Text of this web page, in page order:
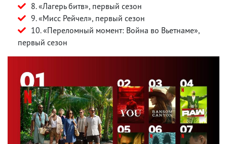
8. «Лагерь битв», первый сезон
9. «Мисс Рейчел», первый сезон
10. «Переломный момент: Война во Вьетнаме»,
первый сезон